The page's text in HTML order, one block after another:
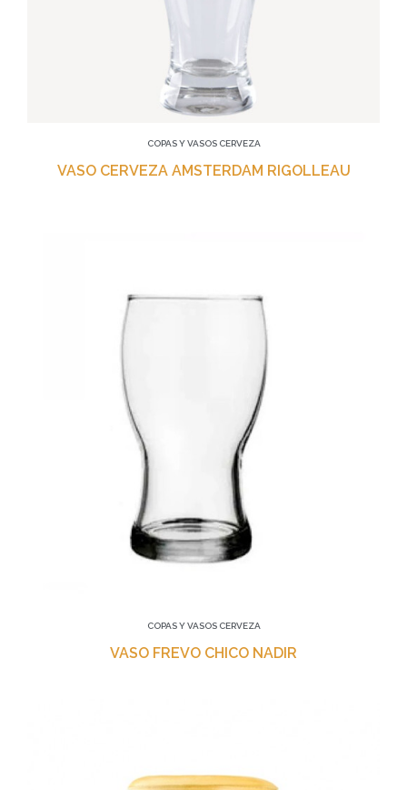
COPAS Y VASOS CERVEZA
VASO CERVEZA AMSTERDAM RIGOLLEAU
COPAS Y VASOS CERVEZA
VASO FREVO CHICO NADIR